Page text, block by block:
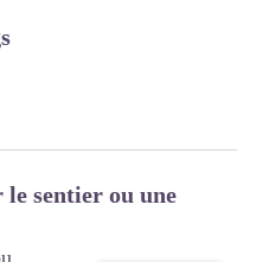
sentier ou une